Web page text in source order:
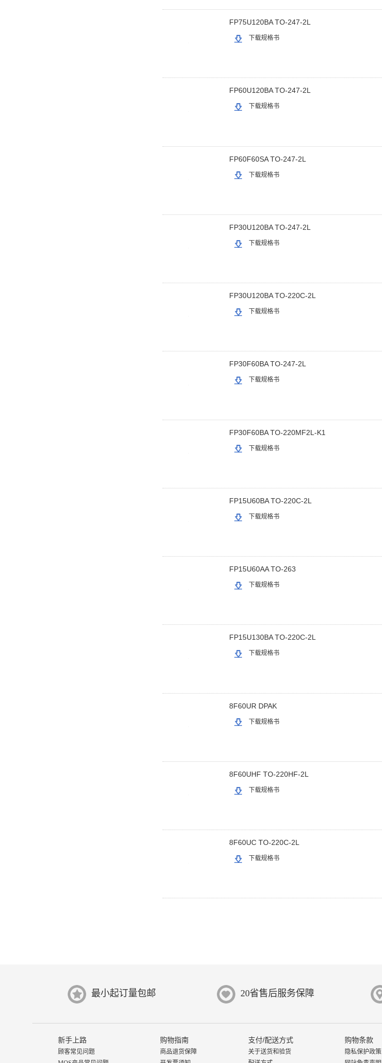
FP75U120BA TO-247-2L
下载规格书
FP60U120BA TO-247-2L
下载规格书
FP60F60SA TO-247-2L
下载规格书
FP30U120BA TO-247-2L
下载规格书
FP30U120BA TO-220C-2L
下载规格书
FP30F60BA TO-247-2L
下载规格书
FP30F60BA TO-220MF2L-K1
下载规格书
FP15U60BA TO-220C-2L
下载规格书
FP15U60AA TO-263
下载规格书
FP15U130BA TO-220C-2L
下载规格书
8F60UR DPAK
下载规格书
8F60UHF TO-220HF-2L
下载规格书
8F60UC TO-220C-2L
下载规格书
最小起订量包邮 20省售后服务保障
新手上路
顾客常见问题
购物指南
商品退货保障
支付/配送方式
关于送货和验货
购物条款
隐私保护政策